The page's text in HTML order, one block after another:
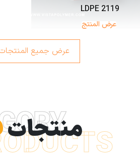
LDPE 2119
عرض المنتج
عرض جميع
منتجات